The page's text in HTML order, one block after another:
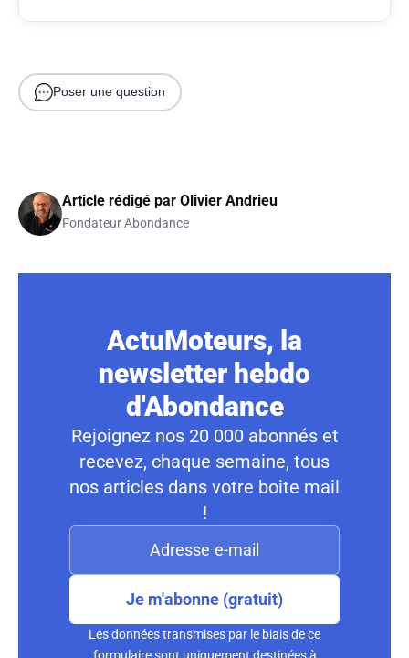
Poser une question
Article rédigé par Olivier Andrieu
Fondateur Abondance
ActuMoteurs, la
newsletter hebdo
d'Abondance
Rejoignez nos 20 000 abonnés et
recevez, chaque semaine, tous
nos articles dans votre boite mail
!
Je m'abonne (gratuit)
Les données transmises par le biais de ce
formulaire sont uniquement destinées à